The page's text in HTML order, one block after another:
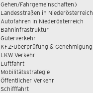
Gehen/Fahrgemeinschaften)
Landesstraßen in Niederösterreich
Autofahren in Niederösterreich
Bahninfrastruktur
Güterverkehr
KFZ-Überprüfung & Genehmigung
LKW Verkehr
Luftfahrt
Mobilitätsstrategie
Öffentlicher Verkehr
Schifffahrt